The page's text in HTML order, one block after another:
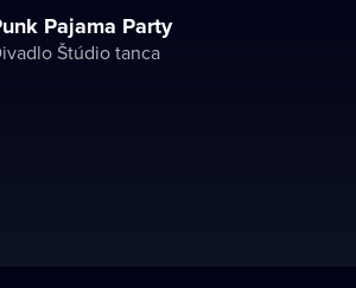
Pajama Party
Štúdio tanca